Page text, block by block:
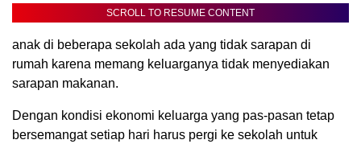
SCROLL TO RESUME CONTENT
anak di beberapa sekolah ada yang tidak sarapan di
rumah karena memang keluarganya tidak menyediakan
sarapan makanan.
Dengan kondisi ekonomi keluarga yang pas-pasan tetap
bersemangat setiap hari harus pergi ke sekolah untuk